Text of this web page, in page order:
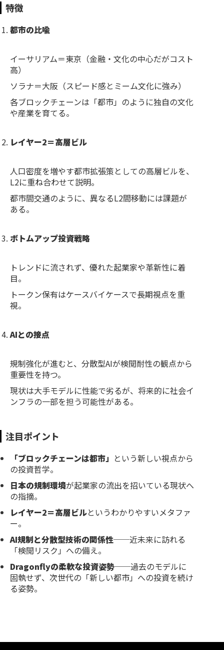
特徴
都市の比喩
イーサリアム＝東京（金融・文化の中心だがコスト
高）
ソラナ＝大阪（スピード感とミーム文化に強み）
各ブロックチェーンは「都市」のように独自の文化
や産業を育てる。
レイヤー2＝高層ビル
人口密度を増やす都市拡張策としての高層ビルを、
L2に重ね合わせて説明。
都市間交通のように、異なるL2間移動には課題が
ある。
ボトムアップ投資戦略
トレンドに流されず、優れた起業家や革新性に着
目。
トークン保有はケースバイケースで長期視点を重
視。
AIとの接点
規制強化が進むと、分散型AIが検閲耐性の観点から
重要性を持つ。
現状は大手モデルに性能で劣るが、将来的に社会イ
ンフラの一部を担う可能性がある。
注目ポイント
「ブロックチェーンは都市」 という新しい視点から
の投資哲学。
日本の規制環境が起業家の流出を招いている現状へ
の指摘。
レイヤー2＝高層ビルというわかりやすいメタファ
ー。
AI規制と分散型技術の関係性──近未来に訪れる
「検閲リスク」への備え。
Dragonflyの柔軟な投資姿勢──過去のモデルに
固執せず、次世代の「新しい都市」への投資を続け
る姿勢。